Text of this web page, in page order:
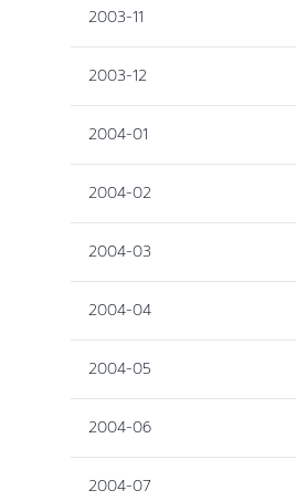
2003-11
2003-12
2004-01
2004-02
2004-03
2004-04
2004-05
2004-06
2004-07